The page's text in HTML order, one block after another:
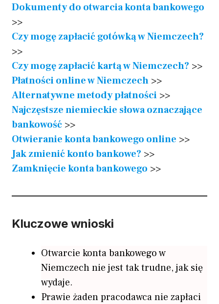
Dokumenty do otwarcia konta bankowego
>>
Czy mogę zapłacić gotówką w Niemczech?
>>
Czy mogę zapłacić kartą w Niemczech? >>
Płatności online w Niemczech >>
Alternatywne metody płatności >>
Najczęstsze niemieckie słowa oznaczające
bankowość >>
Otwieranie konta bankowego online >>
Jak zmienić konto bankowe? >>
Zamknięcie konta bankowego >>
Kluczowe wnioski
Otwarcie konta bankowego w
Niemczech nie jest tak trudne, jak się
wydaje.
Prawie żaden pracodawca nie zapłaci